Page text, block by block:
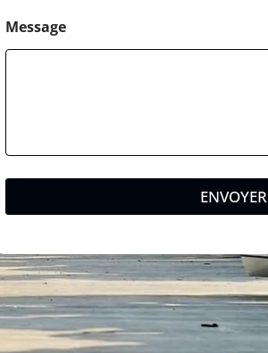
Message
ENVOYER